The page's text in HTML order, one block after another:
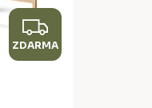
Z
D
ZDARMA